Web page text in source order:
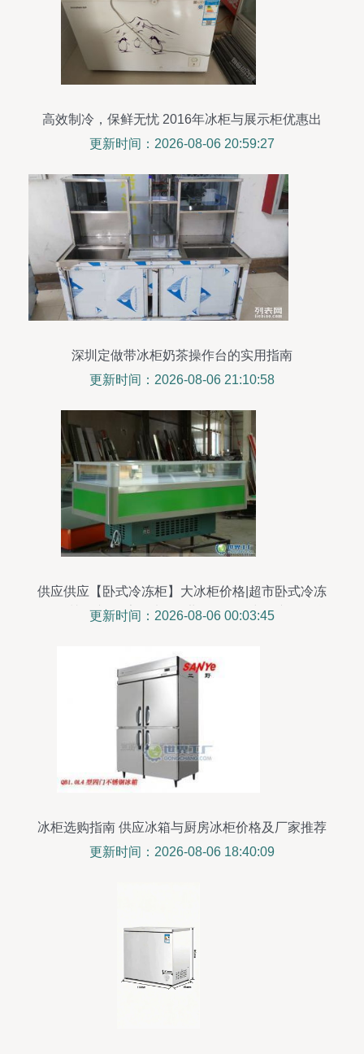
高效制冷，保鲜无忧 2016年冰柜与展示柜优惠出
售
更新时间：2026-08-06 20:59:27
深圳定做带冰柜奶茶操作台的实用指南
更新时间：2026-08-06 21:10:58
供应供应【卧式冷冻柜】大冰柜价格|超市卧式冷冻
柜|深圳冷冻柜_家用电器_世界工厂网中国产品信息
更新时间：2026-08-06 00:03:45
冰柜选购指南 供应冰箱与厨房冰柜价格及厂家推荐
更新时间：2026-08-06 18:40:09